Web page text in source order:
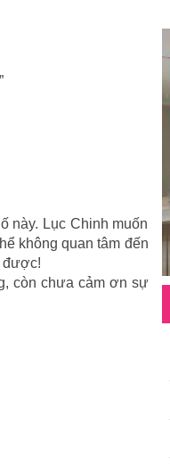
này. Lục Chinh muốn
không quan tâm đến
được!
còn chưa cảm ơn sự